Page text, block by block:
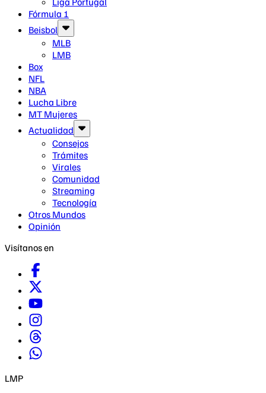
Fórmula 1
Beisbol
MLB
LMB
Box
NFL
NBA
Lucha Libre
MT Mujeres
Actualidad
Consejos
Trámites
Virales
Comunidad
Streaming
Tecnología
Otros Mundos
Opinión
Visítanos en
LMP